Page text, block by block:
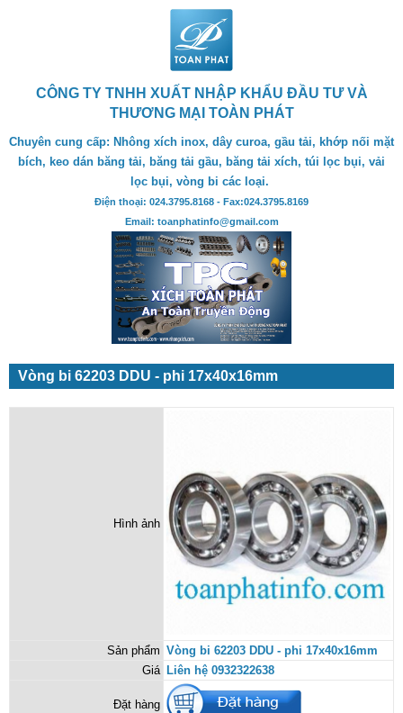
CÔNG TY TNHH XUẤT NHẬP KHẨU ĐẦU TƯ VÀ
THƯƠNG MẠI TOÀN PHÁT
Chuyên cung cấp: Nhông xích inox, dây curoa, gầu tải, khớp nối mặt
bích, keo dán băng tải, băng tải gầu, băng tải xích, túi lọc bụi, vải
lọc bụi, vòng bi các loại.
Điện thoại: 024.3795.8168 - Fax:024.3795.8169
Email: toanphatinfo@gmail.com
Vòng bi 62203 DDU - phi 17x40x16mm
Hình ảnh
Sản phẩm Vòng bi 62203 DDU - phi 17x40x16mm
Giá Liên hệ 0932322638
Đặt hàng